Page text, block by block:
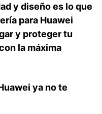
y diseño es lo que
para Huawei
y proteger tu
la máxima
ya no te